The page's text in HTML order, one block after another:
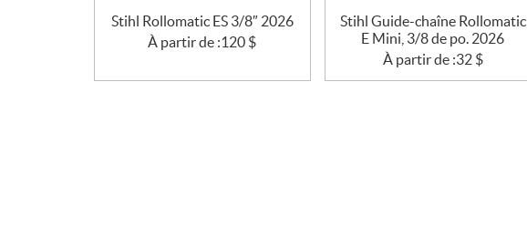
Stihl Rollomatic ES 3/8″ 2026
À partir de :120 $
Stihl Guide-chaîne Rollomatic
E Mini, 3/8 de po. 2026
À partir de :32 $